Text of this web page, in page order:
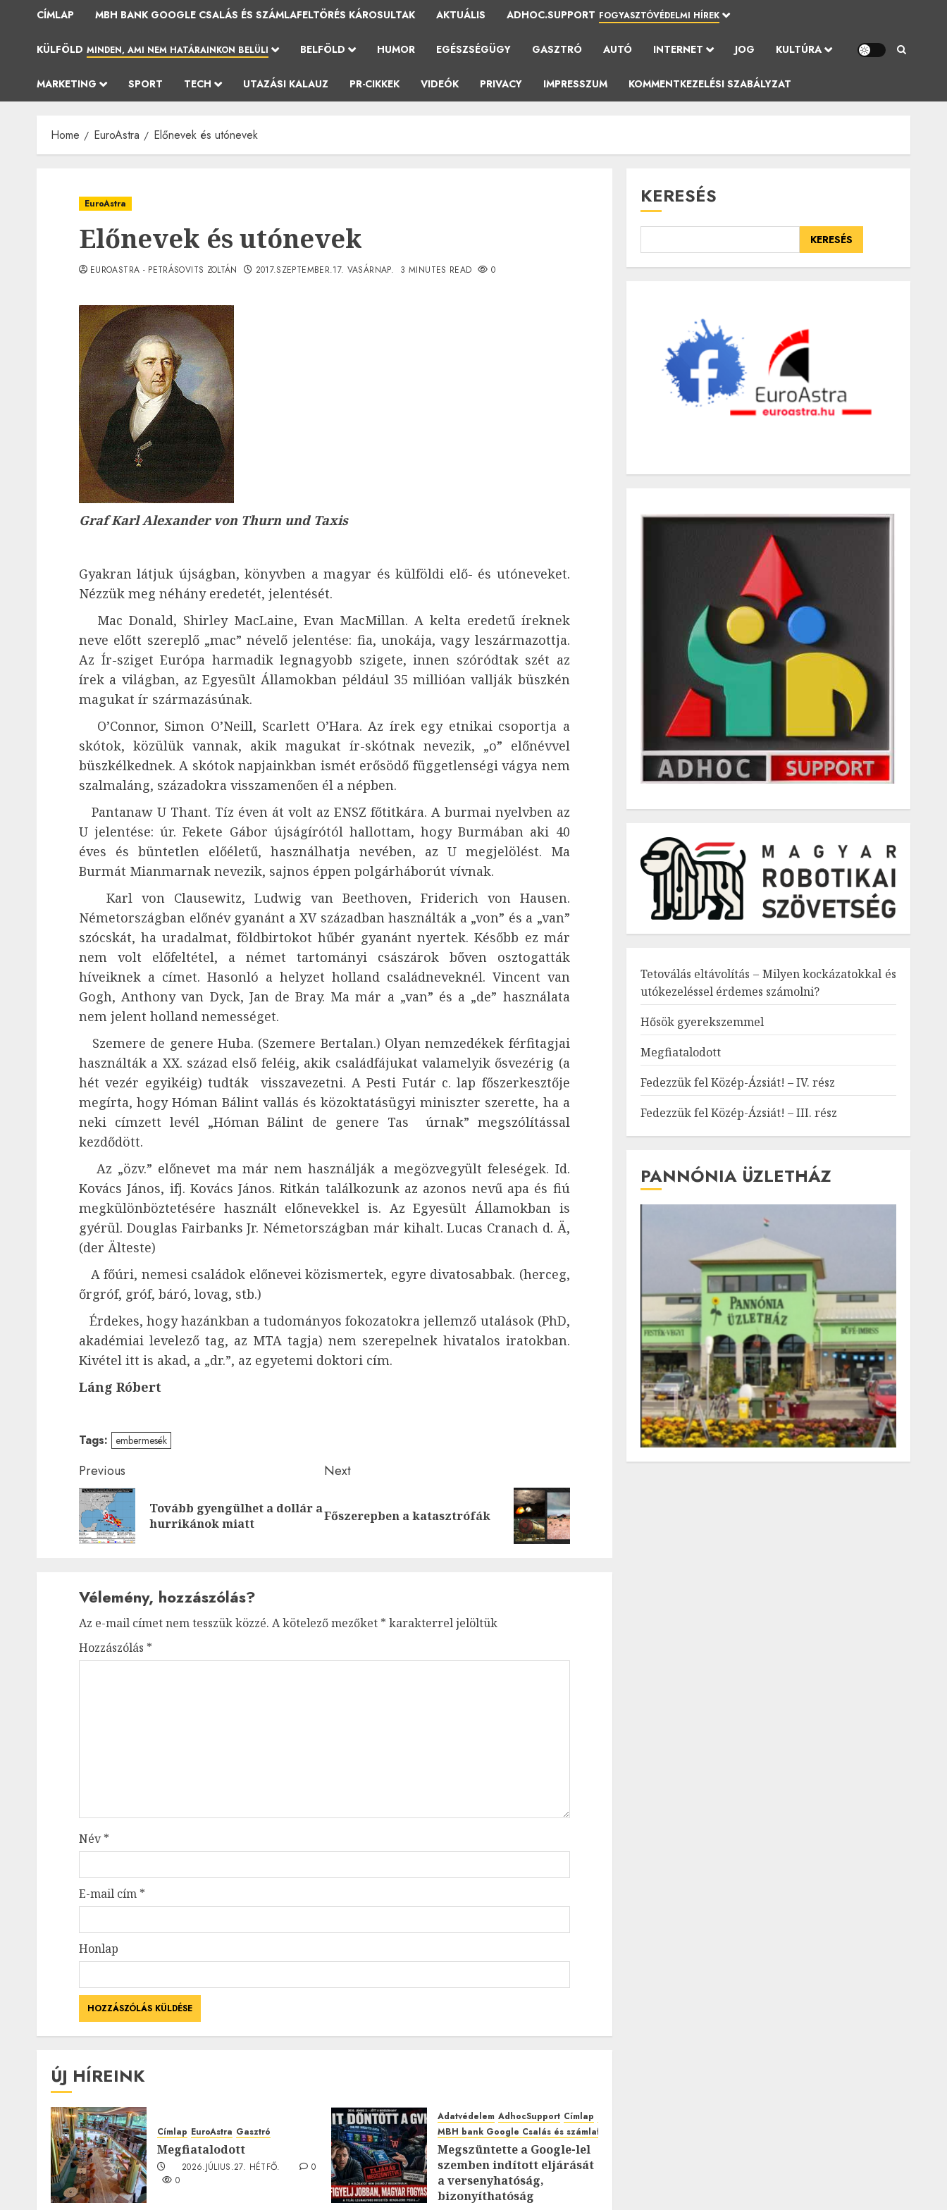
CÍMLAP MBH BANK GOOGLE CSALÁS ÉS SZÁMLAFELTÖRÉS KÁROSULTAK AKTUÁLIS ADHOC.SUPPORT FOGYASZTÓVÉDELMI HÍREK
KÜLFÖLD MINDEN, AMI NEM HATÁRAINKON BELÜLI BELFÖLD HUMOR EGÉSZSÉGÜGY GASZTRÓ AUTÓ INTERNET JOG KULTÚRA
MARKETING SPORT TECH UTAZÁSI KALAUZ PR-CIKKEK VIDEÓK PRIVACY IMPRESSZUM KOMMENTKEZELÉSI SZABÁLYZAT
Home EuroAstra Előnevek és utónevek
EuroAstra
Előnevek és utónevek
EUROASTRA - PETRÁSOVITS ZOLTÁN 2017.SZEPTEMBER.17. VASÁRNAP. 3 MINUTES READ 0
Graf Karl Alexander von Thurn und Taxis
Gyakran látjuk újságban, könyvben a magyar és külföldi elő- és utóneveket.
Nézzük meg néhány eredetét, jelentését.
Mac Donald, Shirley MacLaine, Evan MacMillan. A kelta eredetű íreknek
neve előtt szereplő „mac” névelő jelentése: fia, unokája, vagy leszármazottja.
Az Ír-sziget Európa harmadik legnagyobb szigete, innen szóródtak szét az
írek a világban, az Egyesült Államokban például 35 millióan vallják büszkén
magukat ír származásúnak.
O’Connor, Simon O’Neill, Scarlett O’Hara. Az írek egy etnikai csoportja a
skótok, közülük vannak, akik magukat ír-skótnak nevezik, „o” előnévvel
büszkélkednek. A skótok napjainkban ismét erősödő függetlenségi vágya nem
szalmaláng, századokra visszamenően él a népben.
Pantanaw U Thant. Tíz éven át volt az ENSZ főtitkára. A burmai nyelvben az
U jelentése: úr. Fekete Gábor újságírótól hallottam, hogy Burmában aki 40
éves és büntetlen előéletű, használhatja nevében, az U megjelölést. Ma
Burmát Mianmarnak nevezik, sajnos éppen polgárháborút vívnak.
Karl von Clausewitz, Ludwig van Beethoven, Friderich von Hausen.
Németországban előnév gyanánt a XV században használták a „von” és a „van”
szócskát, ha uradalmat, földbirtokot hűbér gyanánt nyertek. Később ez már
nem volt előfeltétel, a német tartományi császárok bőven osztogatták
híveiknek a címet. Hasonló a helyzet holland családneveknél. Vincent van
Gogh, Anthony van Dyck, Jan de Bray. Ma már a „van” és a „de” használata
nem jelent holland nemességet.
Szemere de genere Huba. (Szemere Bertalan.) Olyan nemzedékek férfitagjai
használták a XX. század első feléig, akik családfájukat valamelyik ősvezérig (a
hét vezér egyikéig) tudták visszavezetni. A Pesti Futár c. lap főszerkesztője
megírta, hogy Hóman Bálint vallás és közoktatásügyi miniszter szerette, ha a
neki címzett levél „Hóman Bálint de genere Tas úrnak” megszólítással
kezdődött.
Az „özv.” előnevet ma már nem használják a megözvegyült feleségek. Id.
Kovács János, ifj. Kovács János. Ritkán találkozunk az azonos nevű apa és fiú
megkülönböztetésére használt előnevekkel is. Az Egyesült Államokban is
gyérül. Douglas Fairbanks Jr. Németországban már kihalt. Lucas Cranach d. Ä,
(der Älteste)
A főúri, nemesi családok előnevei közismertek, egyre divatosabbak. (herceg,
őrgróf, gróf, báró, lovag, stb.)
Érdekes, hogy hazánkban a tudományos fokozatokra jellemző utalások (PhD,
akadémiai levelező tag, az MTA tagja) nem szerepelnek hivatalos iratokban.
Kivétel itt is akad, a „dr.”, az egyetemi doktori cím.
Láng Róbert
Tags: embermesék
Post
navigation
Previous
Previous
Tovább gyengülhet a dollár a
hurrikánok miatt
Next
Next
Főszerepben a katasztrófák
Vélemény, hozzászólás?
Az e-mail címet nem tesszük közzé. A kötelező mezőket * karakterrel jelöltük
Hozzászólás *
Név*
E-mail cím *
Honlap
ÚJ HÍREINK
Címlap EuroAstra Gasztró
Megfiatalodott
2026.JÚLIUS.27. HÉTFŐ.
0
0
Adatvédelem AdhocSupport Címlap
MBH bank Google Csalás és számlafeltörés károsultak
Megszüntette a Google-lel
szemben indított eljárását
a versenyhatóság,
bizonyíthatóság
KERESÉS
KERESÉS
Tetoválás eltávolítás – Milyen kockázatokkal és
utókezeléssel érdemes számolni?
Hősök gyerekszemmel
Megfiatalodott
Fedezzük fel Közép-Ázsiát! – IV. rész
Fedezzük fel Közép-Ázsiát! – III. rész
PANNÓNIA ÜZLETHÁZ